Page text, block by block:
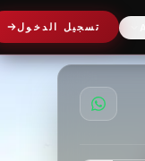
تسجيل الدخول
اللغة